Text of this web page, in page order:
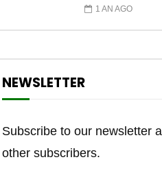
1 AN AGO
NEWSLETTER
Subscribe to our newsletter
other subscribers.